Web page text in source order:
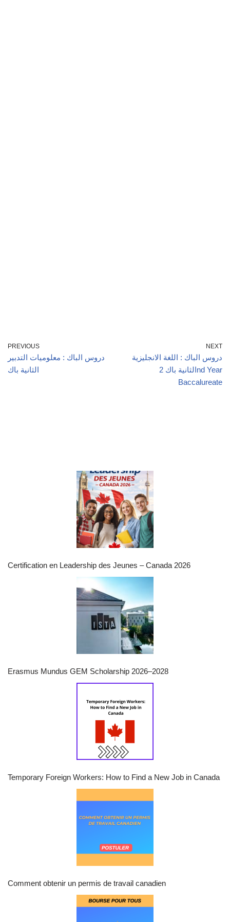
PREVIOUS
دروس الباك : معلوميات التدبير
الثانية باك
NEXT
دروس الباك : اللغة الانجليزية
الثانية باك 2nd Year
Baccalureate
Certification en Leadership des Jeunes – Canada 2026
Erasmus Mundus GEM Scholarship 2026–2028
Temporary Foreign Workers: How to Find a New Job in Canada
Comment obtenir un permis de travail canadien